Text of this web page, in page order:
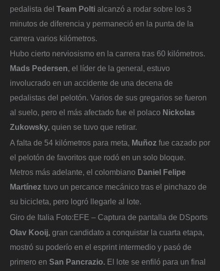
pedalista del Team Polti alcanzó a rodar sobre los 3
minutos de diferencia y permaneció en la punta de la
carrera varios kilómetros.
Hubo cierto nerviosismo en la carrera tras 60 kilómetros.
Mads Pedersen, el líder de la general, estuvo
involucrado en un accidente de una decena de
pedalistas del pelotón. Varios de sus gregarios se fueron
al suelo, pero el más afectado fue el polaco Nickolas
Zukowsky, quien se tuvo que retirar.
A falta de 54 kilómetros para meta, Muñoz fue cazado por
el pelotón de favoritos que rodó en un solo bloque.
Metros más adelante, el colombiano Daniel Felipe
Martínez tuvo un percance mecánico tras el pinchazo de
su bicicleta, pero logró llegarle al lote.
Giro de Italia Foto:EFE – Captura de pantalla de DSports
Olav Kooij, gran candidato a conquistar la cuarta etapa,
mostró su poderío en el esprint intermedio y pasó de
primero en San Pancrazio. El lote se enfiló para un final